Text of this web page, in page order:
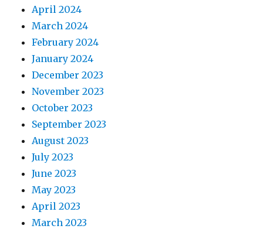
April 2024
March 2024
February 2024
January 2024
December 2023
November 2023
October 2023
September 2023
August 2023
July 2023
June 2023
May 2023
April 2023
March 2023